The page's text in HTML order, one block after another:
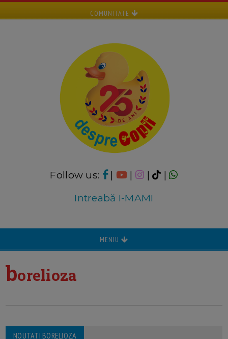
COMUNITATE
Follow us: | | |
|
Intreabă I-MAMI
MENIU
borelioza
NOUTATI BORELIOZA